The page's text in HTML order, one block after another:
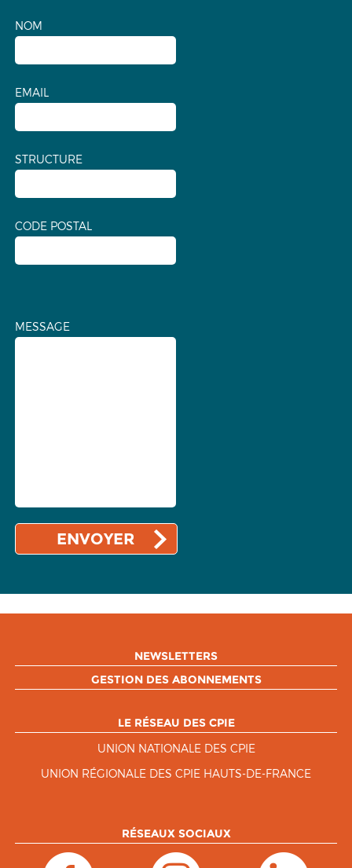
NOM
EMAIL
STRUCTURE
CODE POSTAL
MESSAGE
NEWSLETTERS
GESTION DES ABONNEMENTS
LE RÉSEAU DES CPIE
UNION NATIONALE DES CPIE
UNION RÉGIONALE DES CPIE HAUTS-DE-FRANCE
RÉSEAUX SOCIAUX